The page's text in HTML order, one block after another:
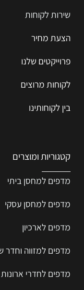
שירות לקוחות
הצעת מחיר
פרוייקטים שלנו
לקוחות מרוצים
בין לקוחותינו
קטגוריות ומוצרים
מדפים למחסן ביתי
מדפים למחסן עסקי
מדפים לארכיון
מדפים למזווה וחדר
מדפים לחדרי ארונות